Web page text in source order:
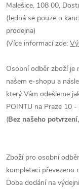
Malešice, 108 00,
(Jedná se pouze o
prodejna)
(Více informací zde:
Osobní odběr zboží je
našem e-shopu a
který Vám odešleme
POINTU na Praze 10 -
(Bez našeho
Zboží pro osobní
kompletaci převezeno
Doba dodání na